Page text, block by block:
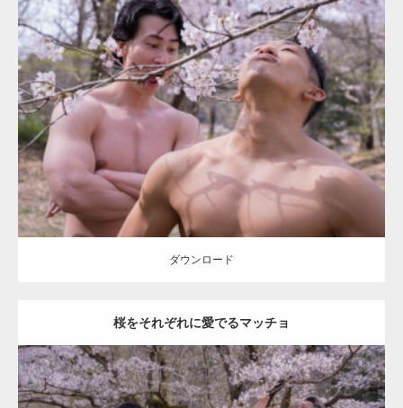
Update:2021.07.8
Category:桜とマッチョ kaichan SOSUKE 外資系筋肉 大胸筋
ダウンロード
桜をそれぞれに愛でるマッチョ